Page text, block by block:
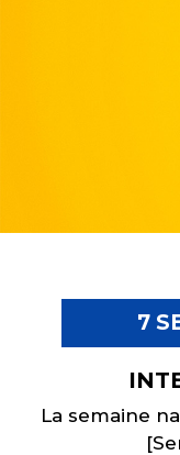
7
La semaine